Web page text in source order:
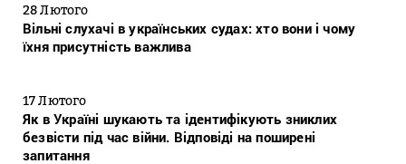
28 Лютого
Вільні слухачі в українських судах: хто вони і чому
їхня присутність важлива
17 Лютого
Як в Україні шукають та ідентифікують зниклих
безвісти під час війни. Відповіді на поширені
запитання